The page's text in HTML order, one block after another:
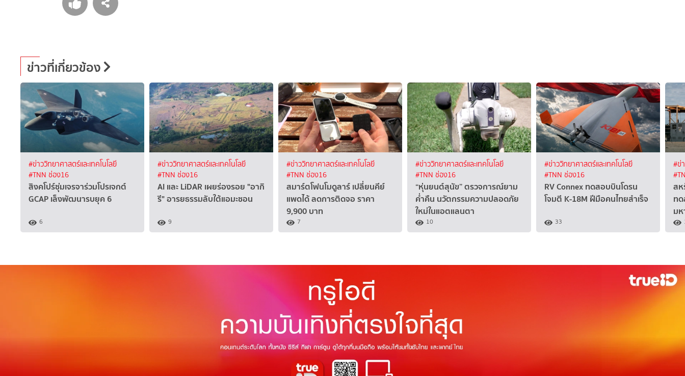
ข่าวที่เกี่ยวข้อง
#ข่าววิทยาศาสตร์และเทคโนโลยี
#TNN ช่อง16
สิงคโปร์ซุ่มเจรจาร่วมโปรเจกต์
GCAP เล็งพัฒนารบยุค 6
6
#ข่าววิทยาศาสตร์และเทคโนโลยี
#TNN ช่อง16
AI และ LiDAR เผยร่องรอย "อากิ
รี" อารยธรรมลับใต้แอมะซอน
9
#ข่าววิทยาศาสตร์และเทคโนโลยี
#TNN ช่อง16
สมาร์ตโฟนโมดูลาร์ เปลี่ยนคีย์
แพดได้ ลดการติดจอ ราคา
9,900 บาท
7
#ข่าววิทยาศาสตร์และเทคโนโลยี
#TNN ช่อง16
“หุ่นยนต์สุนัข” ตรวจการณ์ยาม
ค่ำคืน นวัตกรรมความปลอดภัย
ใหม่ในแอตแลนตา
10
#ข่าววิทยาศาสตร์และเทคโนโลยี
#TNN ช่อง16
RV Connex ทดสอบบินโดรน
โจมตี K-18M ฝีมือคนไทยสำเร็จ
33
#ข่
ส
ท
ม